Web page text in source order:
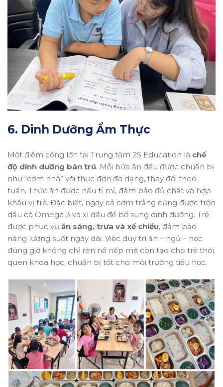
6. Dinh Dưỡng Ẩm Thực
Một điểm cộng lớn tại Trung tâm 2S Education là chế
độ dinh dưỡng bán trú. Mỗi bữa ăn đều được chuẩn bị
như “cơm nhà” với thực đơn đa dạng, thay đổi theo
tuần. Thức ăn được nấu tỉ mỉ, đảm bảo đủ chất và hợp
khẩu vị trẻ. Đặc biệt, ngay cả cơm trắng cũng được trộn
dầu cá Omega 3 và xì dầu để bổ sung dinh dưỡng. Trẻ
được phục vụ ăn sáng, trưa và xế chiều, đảm bảo
năng lượng suốt ngày dài. Việc duy trì ăn – ngủ – học
đúng giờ không chỉ rèn nề nếp mà còn tạo cho trẻ thói
quen khoa học, chuẩn bị tốt cho môi trường tiểu học.